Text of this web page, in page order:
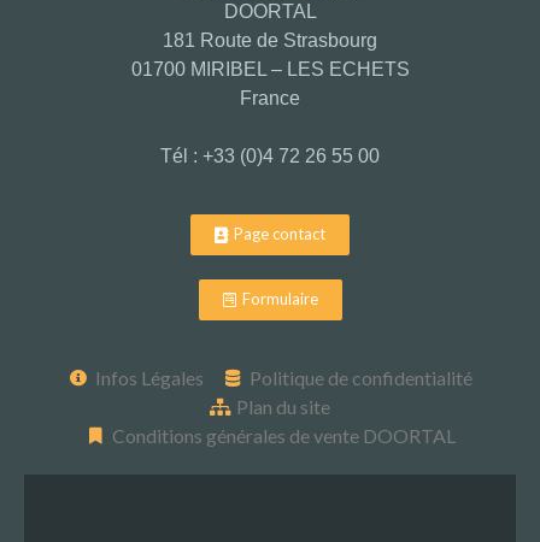
DOORTAL
181 Route de Strasbourg
01700 MIRIBEL – LES ECHETS
France
Tél : +33 (0)4 72 26 55 00
Page contact
Formulaire
Infos Légales
Politique de confidentialité
Plan du site
Conditions générales de vente DOORTAL